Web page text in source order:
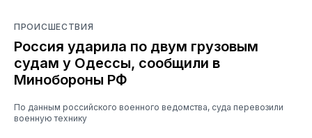
ПРОИСШЕСТВИЯ
Россия ударила по двум грузовым
судам у Одессы, сообщили в
Минобороны РФ
По данным российского военного ведомства, суда перевозили
военную технику